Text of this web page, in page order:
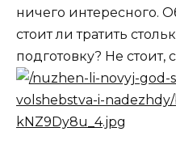
ничего интересного.
стоит ли тратить
подготовку? Не